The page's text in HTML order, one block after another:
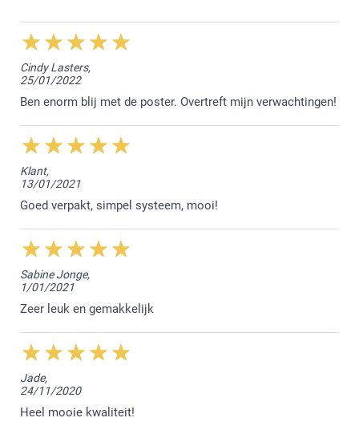
12/10/2023
14:24
Beste Mireille,
Leuk om te lezen dat je het resultaat van de poster
met magnetische hanger prachtig vindt. Geniet van
de mooie herinneringen.
Vriendelijke groet!
Nathalie @smartphoto
Cindy Lasters,
25/01/2022
Ben enorm blij met de poster. Overtreft mijn verwachtingen!
Klant,
13/01/2021
Goed verpakt, simpel systeem, mooi!
Sabine Jonge,
1/01/2021
Zeer leuk en gemakkelijk
Jade,
24/11/2020
Heel mooie kwaliteit!